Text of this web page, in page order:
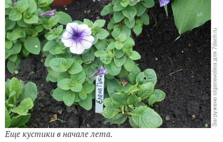
Еще кустики в начале лета.